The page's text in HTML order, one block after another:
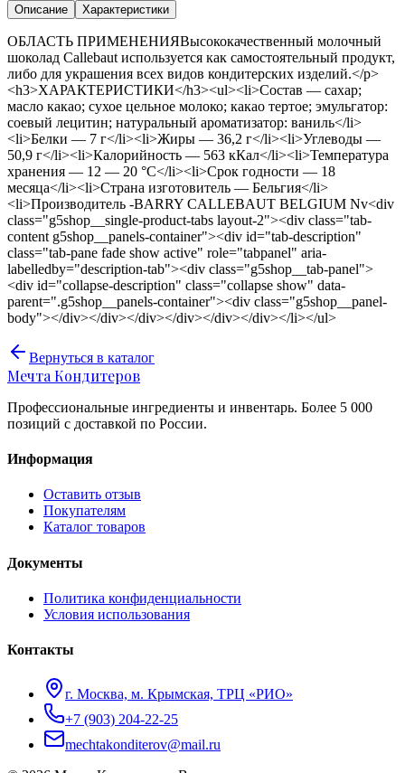
Описание Характеристики
ОБЛАСТЬ ПРИМЕНЕНИЯВысококачественный молочный
шоколад Callebaut используется как самостоятельный продукт,
либо для украшения всех видов кондитерских изделий.</p>
<h3>ХАРАКТЕРИСТИКИ</h3><ul><li>Состав — сахар;
масло какао; сухое цельное молоко; какао тертое; эмульгатор:
соевый лецитин; натуральный ароматизатор: ваниль</li>
<li>Белки — 7 г</li><li>Жиры — 36,2 г</li><li>Углеводы —
50,9 г</li><li>Калорийность — 563 кКал</li><li>Температура
хранения — 12 — 20 °C</li><li>Срок годности — 18
месяца</li><li>Страна изготовитель — Бельгия</li>
<li>Производитель -BARRY CALLEBAUT BELGIUM Nv<div
class="g5shop__single-product-tabs layout-2"><div class="tab-
content g5shop__panels-container"><div id="tab-description"
class="tab-pane fade show active" role="tabpanel" aria-
labelledby="description-tab"><div class="g5shop__tab-panel">
<div id="collapse-description" class="collapse show" data-
parent=".g5shop__panels-container"><div class="g5shop__panel-
body"></div></div></div></div></div></div></li></ul>
Вернуться в каталог
Мечта Кондитеров
Профессиональные ингредиенты и инвентарь. Более 5 000
позиций с доставкой по России.
Информация
Оставить отзыв
Покупателям
Каталог товаров
Документы
Политика конфиденциальности
Условия использования
Контакты
г. Москва, м. Крымская, ТРЦ «РИО»
+7 (903) 204-22-25
mechtakonditerov@mail.ru